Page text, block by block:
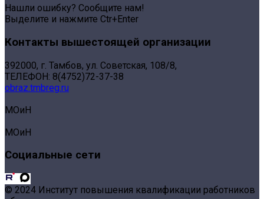
Нашли ошибку? Сообщите нам!
Выделите и нажмите Ctr+Enter
Контакты вышестоящей организации
392000, г. Тамбов, ул. Советская, 108/8,
ТЕЛЕФОН: 8(4752)72-37-38
obraz.tmbreg.ru
МОиН
МОиН
Социальные сети
© 2024 Институт повышения квалификации работников